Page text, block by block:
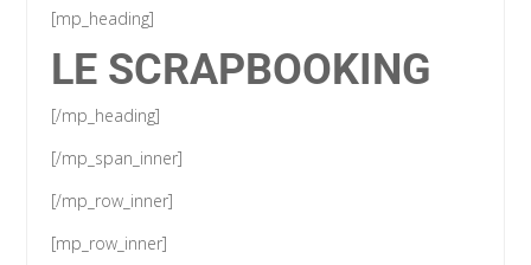
[mp_heading]
LE SCRAPBOOKING
[/mp_heading]
[/mp_span_inner]
[/mp_row_inner]
[mp_row_inner]